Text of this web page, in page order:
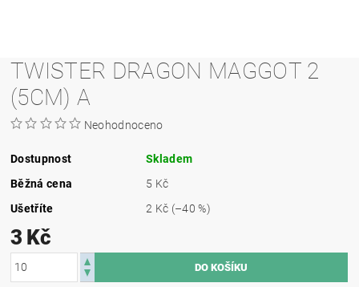
TWISTER DRAGON MAGGOT 2
(5CM) A
Neohodnoceno
Dostupnost
Skladem
Běžná cena
5 Kč
Ušetříte
2 Kč (–40 %)
3 Kč